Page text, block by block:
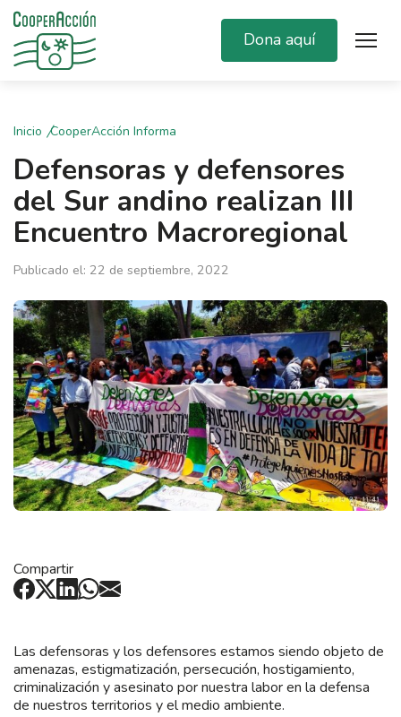
Dona aquí
Inicio CooperAcción Informa
Defensoras y defensores
del Sur andino realizan III
Encuentro Macroregional
Publicado el: 22 de septiembre, 2022
Compartir
Las defensoras y los defensores estamos siendo objeto de
amenazas, estigmatización, persecución, hostigamiento,
criminalización y asesinato por nuestra labor en la defensa
de nuestros territorios y el medio ambiente.